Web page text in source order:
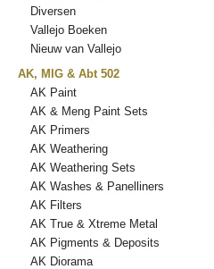
Diversen
Vallejo Boeken
Nieuw van Vallejo
AK, MIG & Abt 502
AK Paint
AK & Meng Paint Sets
AK Primers
AK Weathering
AK Weathering Sets
AK Washes & Panelliners
AK Filters
AK True & Xtreme Metal
AK Pigments & Deposits
AK Diorama